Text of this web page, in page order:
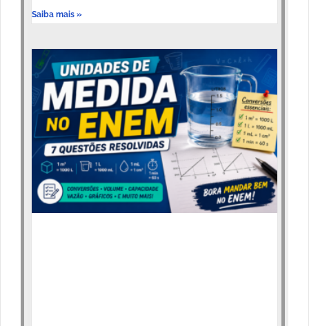
Saiba mais »